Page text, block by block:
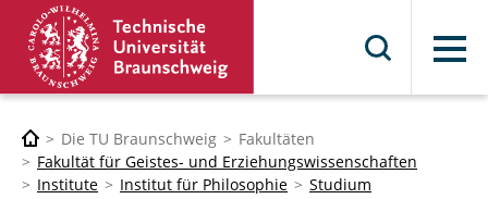
Menü
Die TU Braunschweig
Fakultäten
Fakultät für Geistes- und Erziehungswissenschaften
Institute
Institut für Philosophie Studium